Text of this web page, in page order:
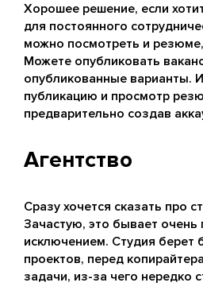
Хорошее решение, если
для постоянного
можно посмотреть и
Можете опубликовать
опубликованные варианты.
публикацию и просмотр
предварительно создав
Агентство
Сразу хочется сказать про
Зачастую, это бывает очень
исключением. Студия берет
проектов, перед
задачи, из-за чего нередко